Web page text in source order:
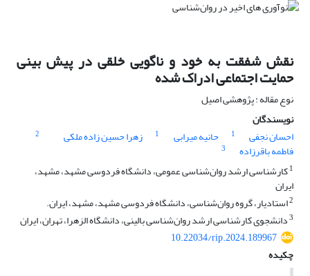
نقش شفقت به خود و ناگویی خلقی در پیش بینی
حمایت اجتماعی ادراک شده
نوع مقاله : پژوهشی اصیل
نویسندگان
احسان نجفی
1 حانیه میرابی 1 زهرا حسین زاده ملکی 2
فاطمه باقرزاده
3
1کارشناسی ارشد روان‌شناسی عمومی، دانشگاه فردوسی مشهد، مشهد،
ایران
2استادیار، گروه روان‌شناسی، دانشگاه فردوسی مشهد، مشهد، ایران.
3دانشجوی کارشناسی ارشد روان‌شناسی بالینی، دانشگاه الزهرا، تهران، ایران
10.22034/rip.2024.189967
چکیده